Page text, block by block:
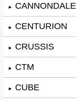
► CANNONDALE
► CENTURION
► CRUSSIS
► CTM
► CUBE